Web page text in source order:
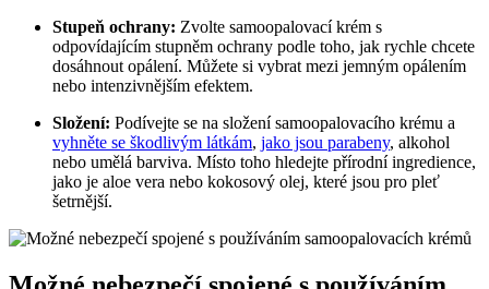
Stupeň ochrany: Zvolte samoopalovací krém s
odpovídajícím stupněm ochrany podle toho, jak rychle chcete
dosáhnout opálení. Můžete si vybrat mezi jemným opálením
nebo intenzivnějším efektem.
Složení: Podívejte se na složení samoopalovacího krému a
vyhněte se škodlivým látkám, jako jsou parabeny, alkohol
nebo umělá barviva. Místo toho hledejte přírodní ingredience,
jako je aloe vera nebo kokosový olej, které jsou pro pleť
šetrnější.